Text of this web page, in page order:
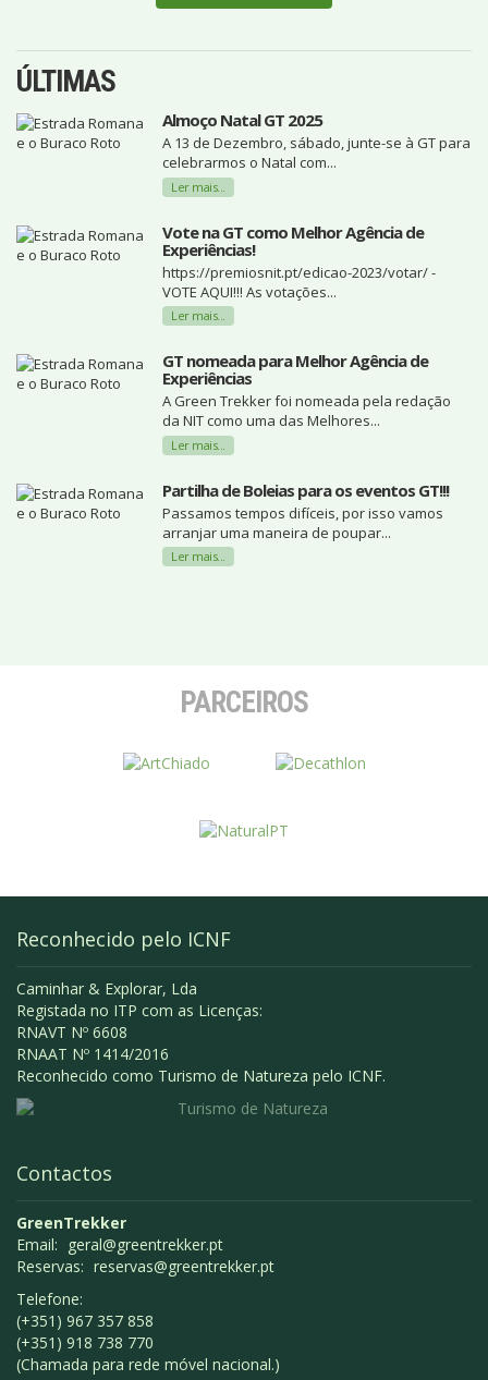
ÚLTIMAS
Almoço Natal GT 2025
A 13 de Dezembro, sábado, junte-se à GT para
celebrarmos o Natal com...
Ler mais...
Vote na GT como Melhor Agência de
Experiências!
https://premiosnit.pt/edicao-2023/votar/ -
VOTE AQUI!!! As votações...
Ler mais...
GT nomeada para Melhor Agência de
Experiências
A Green Trekker foi nomeada pela redação
da NIT como uma das Melhores...
Ler mais...
Partilha de Boleias para os eventos GT!!!
Passamos tempos difíceis, por isso vamos
arranjar uma maneira de poupar...
Ler mais...
PARCEIROS
Reconhecido pelo ICNF
Caminhar & Explorar, Lda
Registada no ITP com as Licenças:
RNAVT Nº 6608
RNAAT Nº 1414/2016
Reconhecido como Turismo de Natureza pelo ICNF.
Contactos
GreenTrekker
Email: geral@greentrekker.pt
Reservas: reservas@greentrekker.pt
Telefone:
(+351) 967 357 858
(+351) 918 738 770
(Chamada para rede móvel nacional.)